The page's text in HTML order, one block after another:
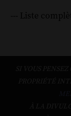
--- Liste